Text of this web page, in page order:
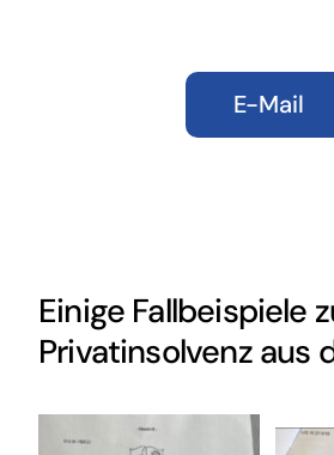
E-Mail
Einige Fallbeispiele
Privatinsolvenzaus